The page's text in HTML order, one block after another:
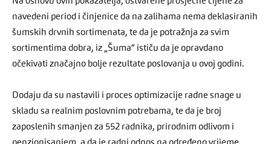
navedeni period i činjenice da na zalihama nema deklasiranih
šumskih drvnih sortimenata, te da je potražnja za svim
sortimentima dobra, iz „Šuma“ ističu da je opravdano
očekivati značajno bolje rezultate poslovanja u ovoj godini.
Dodaju da su nastavili i proces optimizacije radne snage u
skladu sa realnim poslovnim potrebama, te da je broj
zaposlenih smanjen za 552 radnika, prirodnim odlivom i